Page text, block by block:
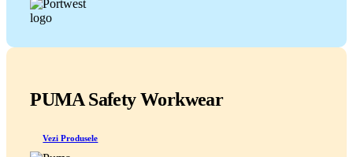
PUMA Safety Workwear
Vezi Produsele